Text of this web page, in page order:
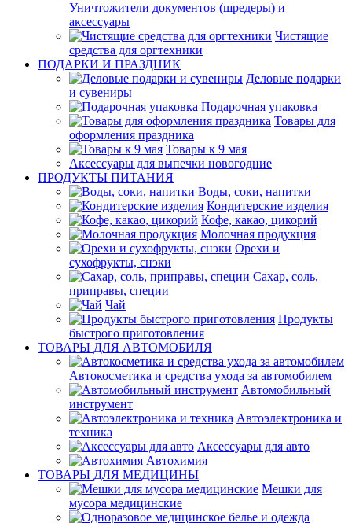
Уничтожители документов (шредеры) и
аксессуары
Чистящие
средства для оргтехники
ПОДАРКИ И ПРАЗДНИК
Деловые подарки
и сувениры
Подарочная упаковка
Товары для
оформления праздника
Товары к 9 мая
Аксессуары для выпечки новогодние
ПРОДУКТЫ ПИТАНИЯ
Воды, соки, напитки
Кондитерские изделия
Кофе, какао, цикорий
Молочная продукция
Орехи и
сухофрукты, снэки
Сахар, соль,
приправы, специи
Чай
Продукты
быстрого приготовления
ТОВАРЫ ДЛЯ АВТОМОБИЛЯ
Автокосметика и средства ухода за автомобилем
Автомобильный
инструмент
Автоэлектроника и
техника
Аксессуары для авто
Автохимия
ТОВАРЫ ДЛЯ МЕДИЦИНЫ
Мешки для
мусора медицинские